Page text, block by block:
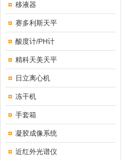
移液器
赛多利斯天平
酸度计/PH计
精科天美天平
日立离心机
冻干机
手套箱
凝胶成像系统
近红外光谱仪